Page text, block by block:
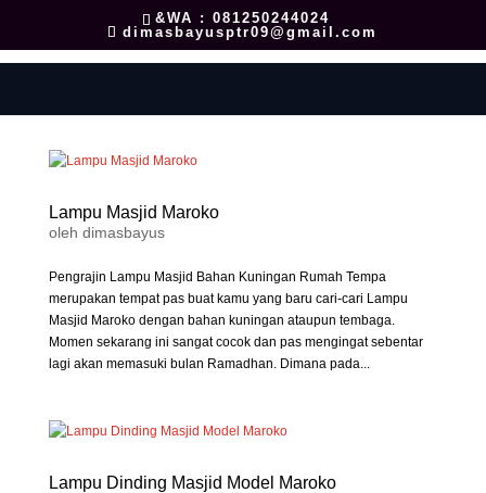
&WA : 081250244024
dimasbayusptr09@gmail.com
Lampu Masjid Maroko
oleh dimasbayus
Pengrajin Lampu Masjid Bahan Kuningan Rumah Tempa
merupakan tempat pas buat kamu yang baru cari-cari Lampu
Masjid Maroko dengan bahan kuningan ataupun tembaga.
Momen sekarang ini sangat cocok dan pas mengingat sebentar
lagi akan memasuki bulan Ramadhan. Dimana pada...
Lampu Dinding Masjid Model Maroko